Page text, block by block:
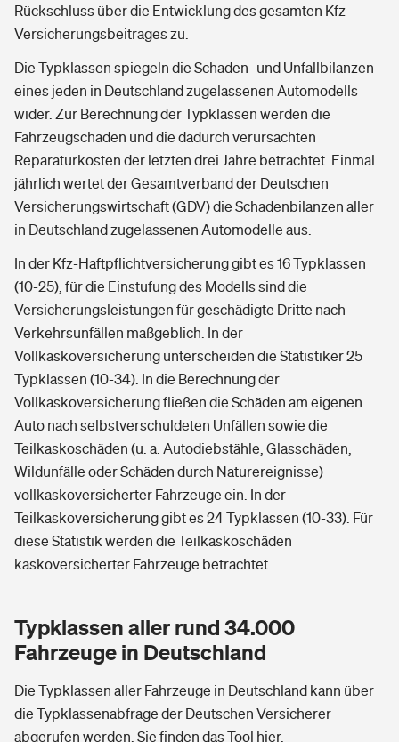
Rückschluss über die Entwicklung des gesamten Kfz-
Versicherungsbeitrages zu.
Die Typklassen spiegeln die Schaden- und Unfallbilanzen
eines jeden in Deutschland zugelassenen Automodells
wider. Zur Berechnung der Typklassen werden die
Fahrzeugschäden und die dadurch verursachten
Reparaturkosten der letzten drei Jahre betrachtet. Einmal
jährlich wertet der Gesamtverband der Deutschen
Versicherungswirtschaft (GDV) die Schadenbilanzen aller
in Deutschland zugelassenen Automodelle aus.
In der Kfz-Haftpflichtversicherung gibt es 16 Typklassen
(10-25), für die Einstufung des Modells sind die
Versicherungsleistungen für geschädigte Dritte nach
Verkehrsunfällen maßgeblich. In der
Vollkaskoversicherung unterscheiden die Statistiker 25
Typklassen (10-34). In die Berechnung der
Vollkaskoversicherung fließen die Schäden am eigenen
Auto nach selbstverschuldeten Unfällen sowie die
Teilkaskoschäden (u. a. Autodiebstähle, Glasschäden,
Wildunfälle oder Schäden durch Naturereignisse)
vollkaskoversicherter Fahrzeuge ein. In der
Teilkaskoversicherung gibt es 24 Typklassen (10-33). Für
diese Statistik werden die Teilkaskoschäden
kaskoversicherter Fahrzeuge betrachtet.
Typklassen aller rund 34.000
Fahrzeuge in Deutschland
Die Typklassen aller Fahrzeuge in Deutschland kann über
die Typklassenabfrage der Deutschen Versicherer
abgerufen werden. Sie finden das Tool hier.